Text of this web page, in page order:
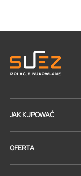
JAK KUPOWAĆ
OFERTA